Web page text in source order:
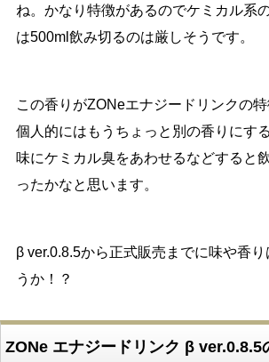
ね。かなり特徴があるのでケミカル系
は500ml飲み切るのは厳しそうです。
この香りがZONeエナジードリンクの
個人的にはもうちょっと別の香りにす
味にケミカル臭をあわせるなどすると
ったかなと思います。
β ver.0.8.5から正式販売までに味や香り
うか！？
ZONe エナジードリンク β ver.0.8.5